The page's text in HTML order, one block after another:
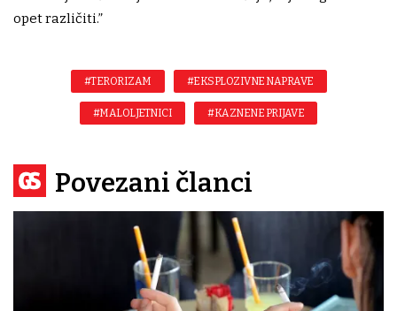
opet različiti.”
#TERORIZAM #EKSPLOZIVNE NAPRAVE
#MALOLJETNICI #KAZNENE PRIJAVE
Povezani članci